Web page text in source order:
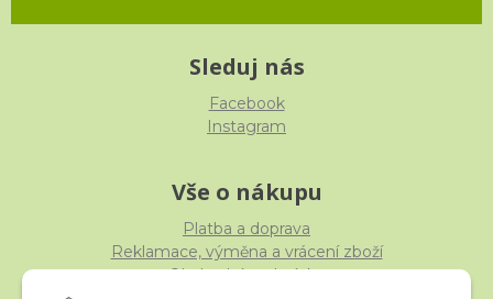
Sleduj nás
Facebook
Instagram
Vše o nákupu
Platba a doprava
Reklamace, výměna a vrácení zboží
Obchodní podmínky